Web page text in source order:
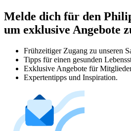
Melde dich für den
um exklusive Angebote
Frühzeitiger Zugang zu unseren
Tipps für einen gesunden
Exklusive Angebote für
Expertentipps und Inspiration.